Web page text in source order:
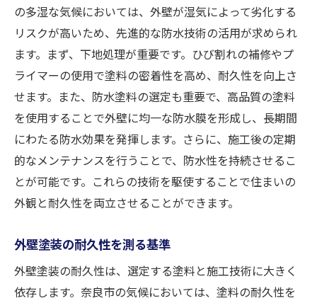
の多湿な気候においては、外壁が湿気によって劣化する
リスクが高いため、先進的な防水技術の活用が求められ
ます。まず、下地処理が重要です。ひび割れの補修やプ
ライマーの使用で塗料の密着性を高め、耐久性を向上さ
せます。また、防水塗料の選定も重要で、高品質の塗料
を使用することで外壁に均一な防水膜を形成し、長期間
にわたる防水効果を発揮します。さらに、施工後の定期
的なメンテナンスを行うことで、防水性を持続させるこ
とが可能です。これらの技術を駆使することで住まいの
外観と耐久性を両立させることができます。
外壁塗装の耐久性を測る基準
外壁塗装の耐久性は、選定する塗料と施工技術に大きく
依存します。奈良市の気候においては、塗料の耐久性を